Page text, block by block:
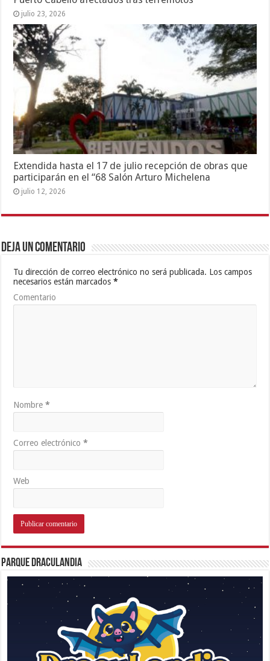
julio 23, 2026
Extendida hasta el 17 de julio recepción de obras que
participarán en el “68 Salón Arturo Michelena
julio 12, 2026
Deja un comentario
Tu dirección de correo electrónico no será publicada. Los campos
necesarios están marcados*
Comentario
Nombre*
Correo electrónico*
Web
Parque Draculandia